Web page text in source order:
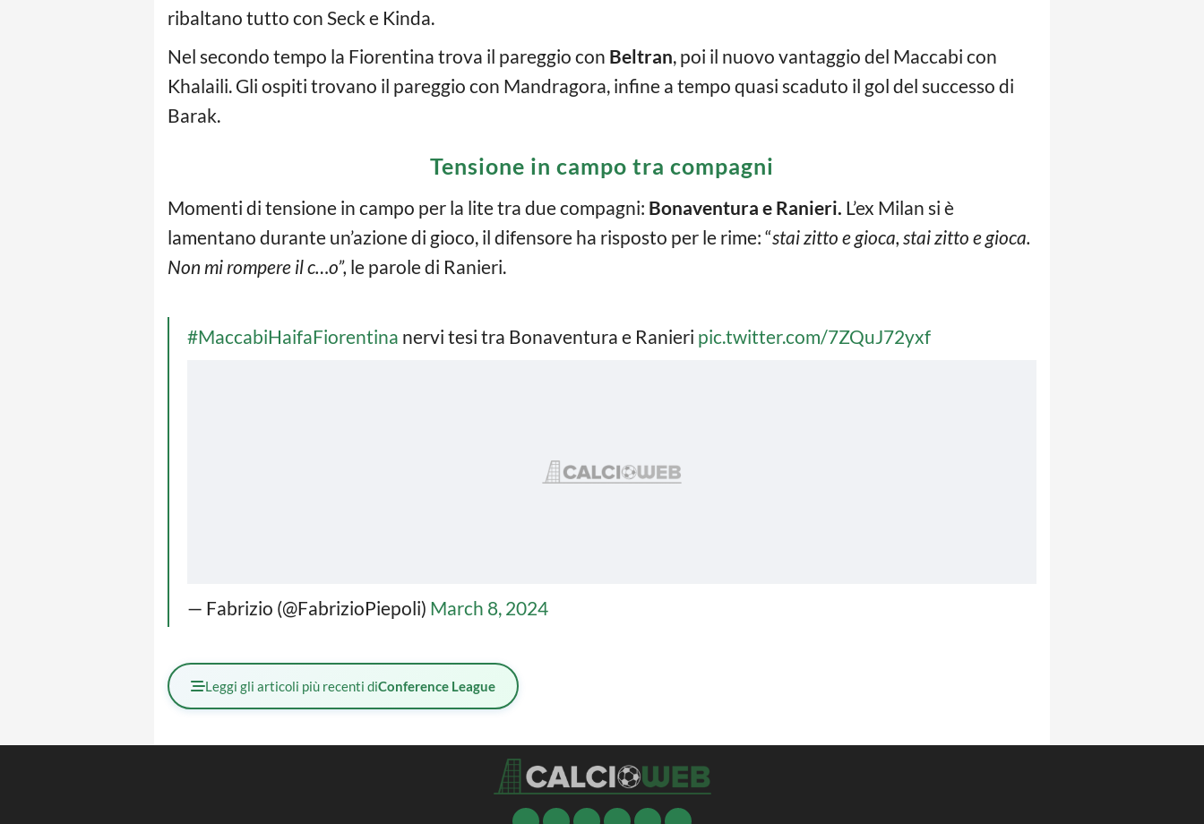
ribaltano tutto con Seck e Kinda.
Nel secondo tempo la Fiorentina trova il pareggio con Beltran, poi il nuovo vantaggio del Maccabi con
Khalaili. Gli ospiti trovano il pareggio con Mandragora, infine a tempo quasi scaduto il gol del successo di
Barak.
Tensione in campo tra compagni
Momenti di tensione in campo per la lite tra due compagni: Bonaventura e Ranieri. L’ex Milan si è
lamentano durante un’azione di gioco, il difensore ha risposto per le rime: “stai zitto e gioca, stai zitto e gioca.
Non mi rompere il c…o”, le parole di Ranieri.
#MaccabiHaifaFiorentina nervi tesi tra Bonaventura e Ranieri pic.twitter.com/7ZQuJ72yxf
— Fabrizio (@FabrizioPiepoli) March 8, 2024
Leggi gli articoli più recenti diConference League